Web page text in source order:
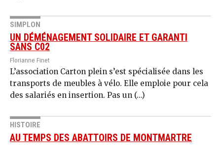
SIMPLON
UN DÉMÉNAGEMENT SOLIDAIRE ET GARANTI
SANS C02
Florianne Finet
L’association Carton plein s’est spécialisée dans les
transports de meubles à vélo. Elle emploie pour cela
des salariés en insertion. Pas un (…)
HISTOIRE
AU TEMPS DES ABATTOIRS DE MONTMARTRE